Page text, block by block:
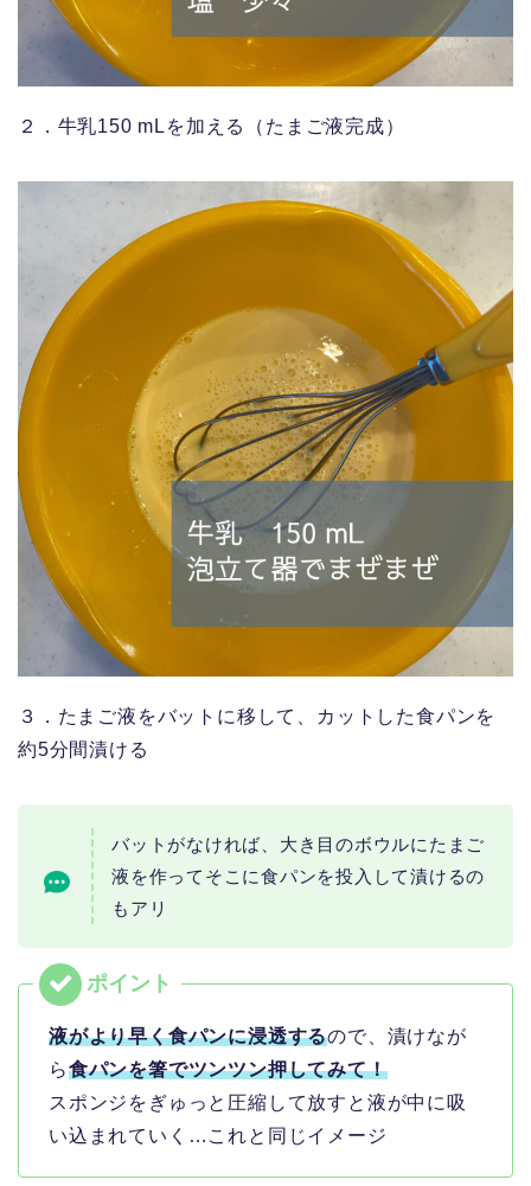
２．牛乳150 mLを加える（たまご液完成）
３．たまご液をバットに移して、カットした食パンを
約5分間漬ける
バットがなければ、大き目のボウルにたまご
液を作ってそこに食パンを投入して漬けるの
もアリ
液がより早く食パンに浸透するので、漬けなが
ら食パンを箸でツンツン押してみて！
スポンジをぎゅっと圧縮して放すと液が中に吸
い込まれていく…これと同じイメージ